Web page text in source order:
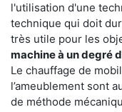
l'utilisation d'une
technique qui doit
très utile pour les
machine à un degré
Le chauffage de
l’ameublement sont
de méthode